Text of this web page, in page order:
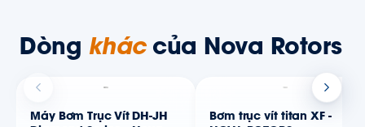
Dòng kháccủa Nova Rotors
Máy Bơm Trục Vít DH-JH
Bơm trục vít titan XF -